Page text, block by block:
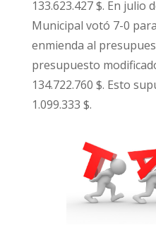
133.623.427 $. En julio
Municipal votó 7-0
enmienda al
presupuesto
134.722.760 $. Esto
1.099.333 $.